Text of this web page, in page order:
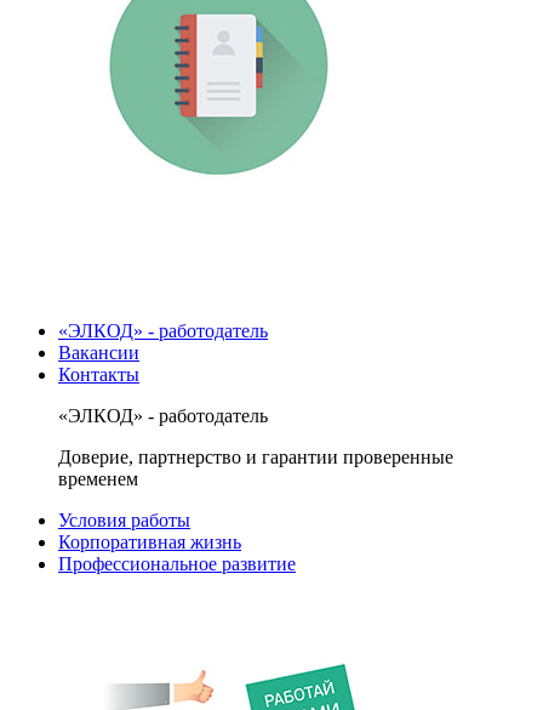
«ЭЛКОД» - работодатель
Вакансии
Контакты
«ЭЛКОД» - работодатель
Доверие, партнерство и гарантии проверенные
временем
Условия работы
Корпоративная жизнь
Профессиональное развитие